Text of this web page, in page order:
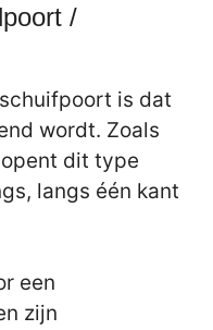
/
is dat
wordt. Zoals
dit type
langs één kant
een
zijn